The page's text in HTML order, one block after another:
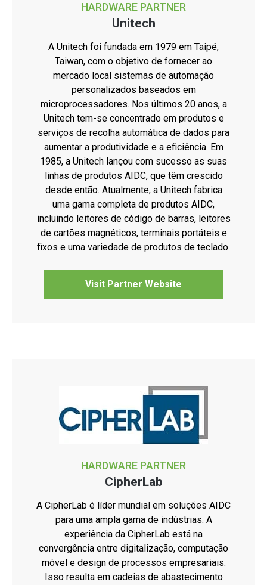
HARDWARE PARTNER
Unitech
A Unitech foi fundada em 1979 em Taipé,
Taiwan, com o objetivo de fornecer ao
mercado local sistemas de automação
personalizados baseados em
microprocessadores. Nos últimos 20 anos, a
Unitech tem-se concentrado em produtos e
serviços de recolha automática de dados para
aumentar a produtividade e a eficiência. Em
1985, a Unitech lançou com sucesso as suas
linhas de produtos AIDC, que têm crescido
desde então. Atualmente, a Unitech fabrica
uma gama completa de produtos AIDC,
incluindo leitores de código de barras, leitores
de cartões magnéticos, terminais portáteis e
fixos e uma variedade de produtos de teclado.
Visit Partner Website
HARDWARE PARTNER
CipherLab
A CipherLab é líder mundial em soluções AIDC
para uma ampla gama de indústrias. A
experiência da CipherLab está na
convergência entre digitalização, computação
móvel e design de processos empresariais.
Isso resulta em cadeias de abastecimento